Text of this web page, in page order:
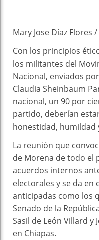
Mary Jose Díaz Flores /
Con los principios
los militantes del
Nacional, enviados
Claudia Sheinbaum
nacional, un 90 por
partido, deberían
honestidad, humildad
La reunión que
de Morena de todo el
acuerdos internos
electorales y se da en
anticipadas como los
Senado de la
Sasil de León Villard y
en Chiapas.